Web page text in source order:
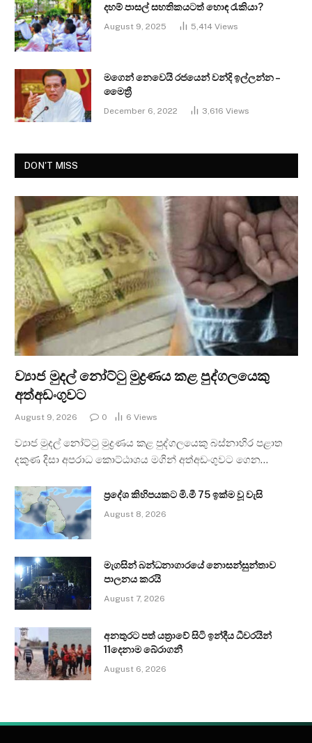
දහම් පාසල් සහතිකයටත් හොඳ රැකියා?
August 9, 2025 5,414 Views
මගෙන් නෙවෙයි රජයෙන් වන්දි ඉල්ලන්න –
මෛත්‍රී
December 6, 2022 3,616 Views
DON'T MISS
ව්‍යාජ මුදල් නෝට්ටු මුද්‍රණය කළ පුද්ගලයෙකු
අත්අඩංගුවට
August 9, 2026 0 6 Views
ව්‍යාජ මුදල් නෝට්ටු මුද්‍රණය කළ පුද්ගලයෙකු බස්නාහිර පළාත
දකුණ දිසා අපරාධ කොට්ඨාශය මගින් අත්අඩංගුවට ගෙන…
ප්‍රදේශ කිහිපයකට මි.මී 75 ඉක්ම වූ වැසි
August 8, 2026
මැගසින් බන්ධනාගාරයේ නොසන්සුන්තාව
පාලනය කරයි
August 7, 2026
අනතුරට පත් යත්‍රාවේ සිටි ඉන්දීය ධීවරයින්
11දෙනාම බේරාගනී
August 6, 2026